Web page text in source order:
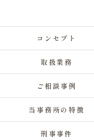
コンセプト
取扱業務
ご相談事例
当事務所の特徴
刑事事件